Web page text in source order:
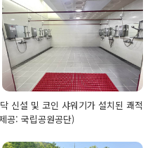
신설 및 코인 샤워기가 설치된 쾌적
공: 국립공원공단)